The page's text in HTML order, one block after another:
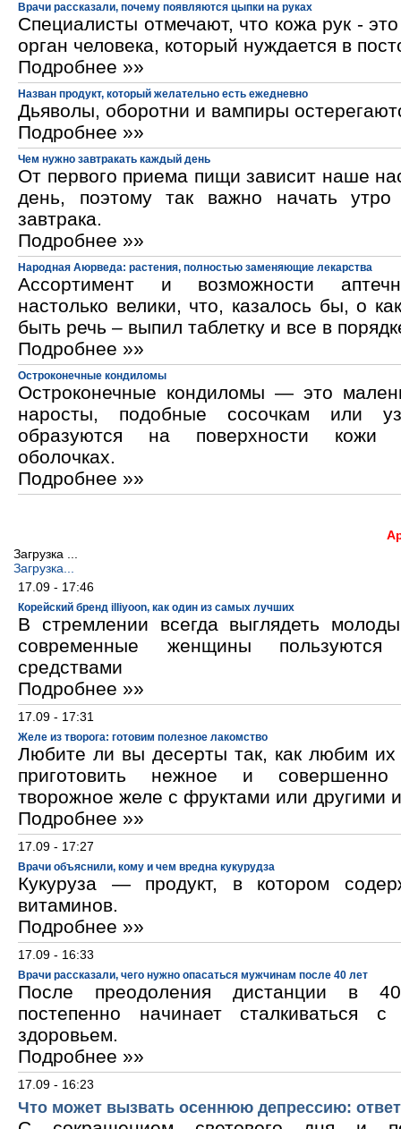
Врачи рассказали, почему появляются цыпки на руках
Специалисты отмечают, что кожа рук -
орган человека, который нуждается в
Подробнее »»
Назван продукт, который желательно есть ежедневно
Дьяволы, оборотни и вампиры
Подробнее »»
Чем нужно завтракать каждый день
От первого приема пищи зависит наше
день, поэтому так важно начать утро
завтрака.
Подробнее »»
Народная Аюрведа: растения, полностью заменяющие лекарства
Ассортимент и возможности
настолько велики, что, казалось бы, о
быть речь – выпил таблетку и все в
Подробнее »»
Остроконечные кондиломы
Остроконечные кондиломы — это
наросты, подобные сосочкам или
образуются на поверхности кожи
оболочках.
Подробнее »»
Загрузка ...
Загрузка...
17.09 - 17:46
Корейский бренд illiyoon, как один из самых лучших
В стремлении всегда выглядеть
современные женщины пользуются
средствами
Подробнее »»
17.09 - 17:31
Желе из творога: готовим полезное лакомство
Любите ли вы десерты так, как любим
приготовить нежное и
творожное желе с фруктами или другими
Подробнее »»
17.09 - 17:27
Врачи объяснили, кому и чем вредна кукурудза
Кукуруза — продукт, в котором
витаминов.
Подробнее »»
17.09 - 16:33
Врачи рассказали, чего нужно опасаться мужчинам после 40 лет
После преодоления дистанции в
постепенно начинает сталкиваться
здоровьем.
Подробнее »»
17.09 - 16:23
Что может вызвать осеннюю депрессию: